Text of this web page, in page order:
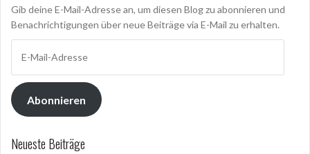
Gib deine E-Mail-Adresse an, um diesen Blog zu abonnieren und
Benachrichtigungen über neue Beiträge via E-Mail zu erhalten.
Mail-
Adresse
Abonnieren
Neueste Beiträge